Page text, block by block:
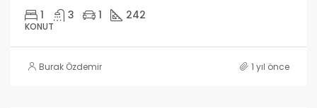
1 3 1 242
KONUT
Burak Özdemir 1 yıl önce